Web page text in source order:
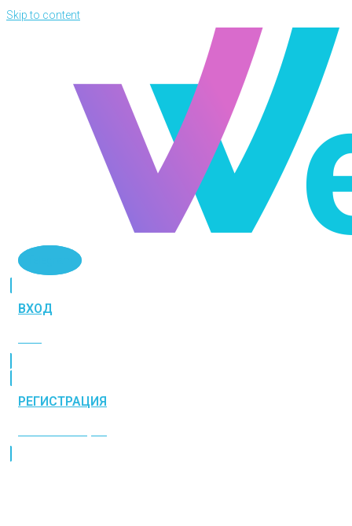
Skip to content
ВХОД
РЕГИСТРАЦИЯ